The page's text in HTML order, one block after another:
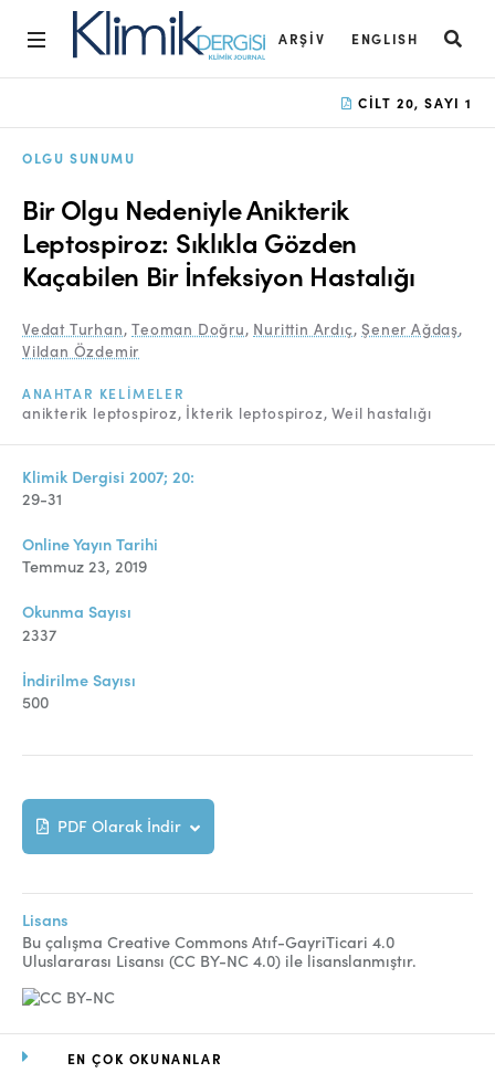
ARŞIV ENGLISH
Açık Erişim İlkesi
Yayın Kurulu
Etik İlkeler
Editoryal Süreç
Danışmanlık Süreci
Online Makale Gönderimi
Dizinler
İletişim
EN ÇOK OKUNANLAR
CILT 20, SAYI 1
OLGU SUNUMU
Bir Olgu Nedeniyle Anikterik
Leptospiroz: Sıklıkla Gözden
Kaçabilen Bir İnfeksiyon Hastalığı
Vedat Turhan,Teoman Doğru, Nurittin Ardıç,Şener Ağdaş,
Vildan Özdemir
ANAHTAR KELIMELER
anikterik leptospiroz İkterik leptospiroz Weil hastalığı
Klimik Dergisi 2007; 20:
29-31
Online Yayın Tarihi
Temmuz 23, 2019
Okunma Sayısı
2337
İndirilme Sayısı
500
PDF Olarak İndir
Lisans
Bu çalışma Creative Commons Atıf-GayriTicari 4.0
Uluslararası Lisansı (CC BY-NC 4.0) ile lisanslanmıştır.